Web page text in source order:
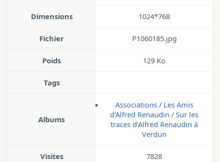
Dimensions 1024*768
Fichier P1060185.jpg
Poids 129 Ko
Tags
Albums
Associations/ Les Amis
d'Alfred Renaudin / Sur les
traces d’Alfred Renaudin à
Verdun
Visites 7828